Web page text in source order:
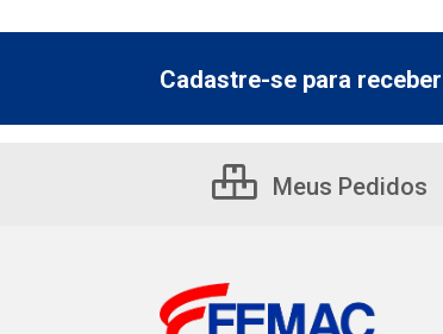
Cadastre-se para
Meus Pedidos